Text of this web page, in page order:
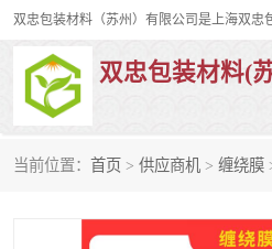
双忠包装材料(
当前位置： 首页 > 供应商机 > 缠绕膜